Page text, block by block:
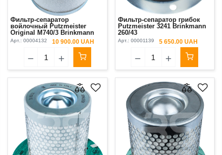
Фильтр-сепаратор
войлочный Putzmeister
Original М740/3 Brinkmann
260/45/55, 450/550, BMS
Worker
Арт.: 00004132 10 900.00 UAH
Фильтр-сепаратор грибок
Putzmeister 3241 Brinkmann
260/43
Арт.: 00001139 5 650.00 UAH